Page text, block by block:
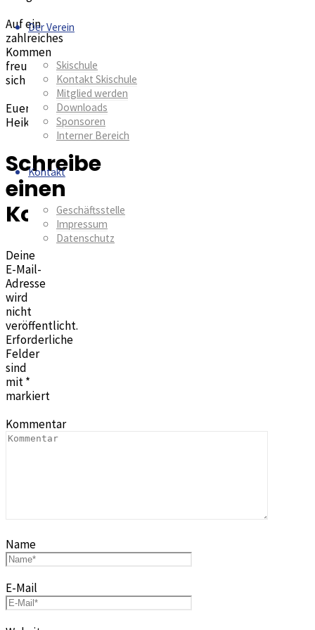
Der Verein
Skischule
Kontakt Skischule
Mitglied werden
Downloads
Sponsoren
Interner Bereich
Kontakt
Geschäftsstelle
Impressum
Datenschutz
Auf ein
zahlreiches
Kommen
freut
sich
Euer
Heiko
Schreibe
einen
Kommentar
Deine
E-Mail-
Adresse
wird
nicht
veröffentlicht.
Erforderliche
Felder
sind
mit*
markiert
Kommentar
Name
E-Mail